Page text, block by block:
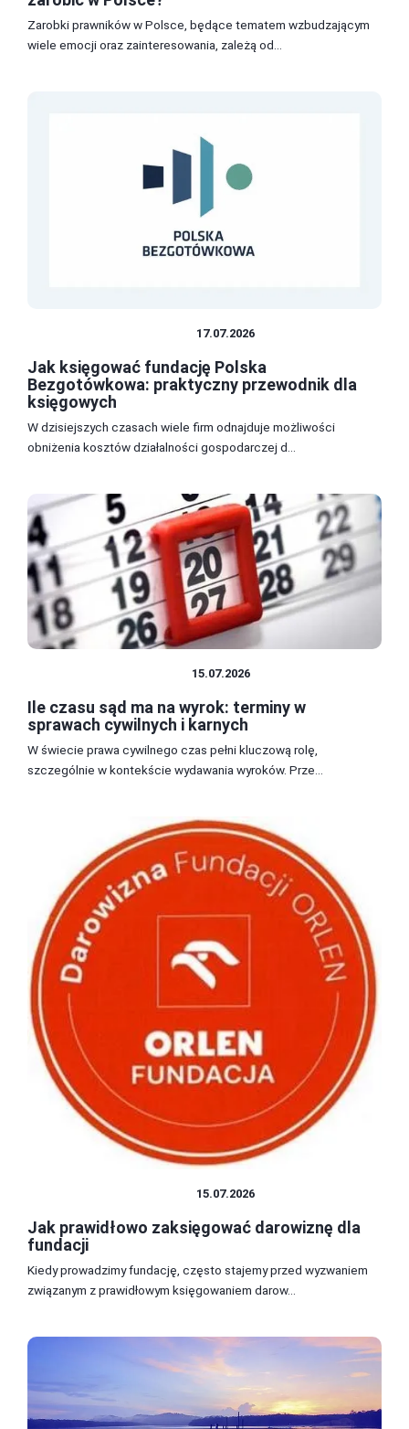
Zarobki prawników w Polsce, będące tematem wzbudzającym
wiele emocji oraz zainteresowania, zależą od...
17.07.2026
Jak księgować fundację Polska
Bezgotówkowa: praktyczny przewodnik dla
księgowych
W dzisiejszych czasach wiele firm odnajduje możliwości
obniżenia kosztów działalności gospodarczej d...
15.07.2026
Ile czasu sąd ma na wyrok: terminy w
sprawach cywilnych i karnych
W świecie prawa cywilnego czas pełni kluczową rolę,
szczególnie w kontekście wydawania wyroków. Prze...
15.07.2026
Jak prawidłowo zaksięgować darowiznę dla
fundacji
Kiedy prowadzimy fundację, często stajemy przed wyzwaniem
związanym z prawidłowym księgowaniem darow...